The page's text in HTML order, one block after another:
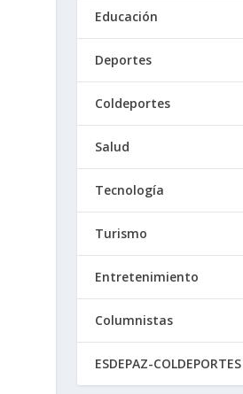
Educación
Deportes
Coldeportes
Salud
Tecnología
Turismo
Entretenimiento
Columnistas
ESDEPAZ-COLDEPORTES